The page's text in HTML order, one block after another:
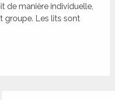
de manière individuelle,
groupe. Les lits sont